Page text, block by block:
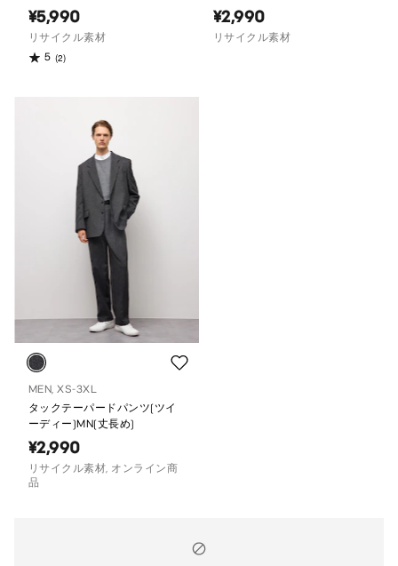
¥5,990
リサイクル素材
5 (2)
¥2,990
リサイクル素材
MEN, XS-3XL
タックテーパードパンツ(ツイ
ーディー)MN(丈長め)
¥2,990
リサイクル素材, オンライン商
品